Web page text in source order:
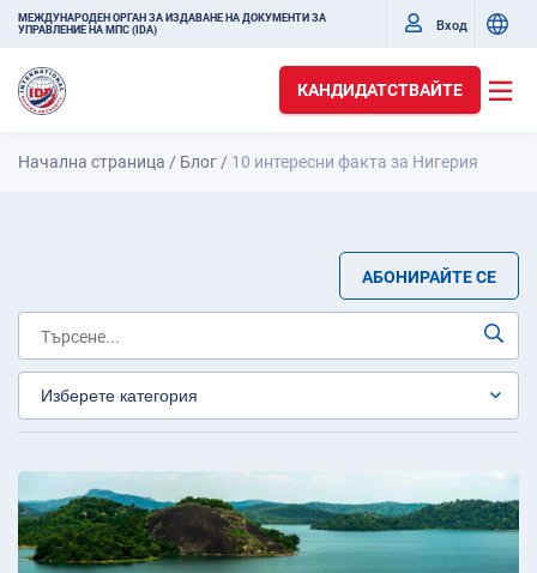
МЕЖДУНАРОДЕН ОРГАН ЗА ИЗДАВАНЕ НА ДОКУМЕНТИ ЗА
УПРАВЛЕНИЕ НА МПС (IDA)
Вход
КАНДИДАТСТВАЙТЕ
Начална страница / Блог / 10 интересни факта за Нигерия
АБОНИРАЙТЕ СЕ